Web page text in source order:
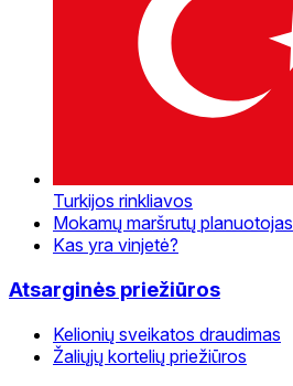
Turkijos rinkliavos
Mokamų maršrutų planuotojas
Kas yra vinjetė?
Atsarginės priežiūros
Kelionių sveikatos draudimas
Žaliųjų kortelių priežiūros